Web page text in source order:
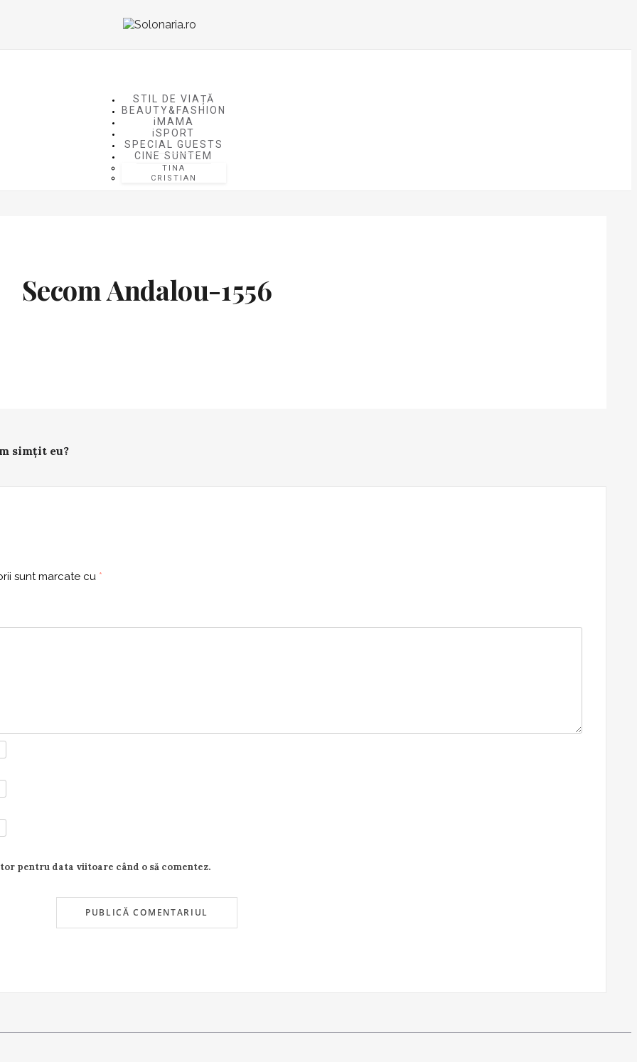
STIL DE VIAȚĂ
BEAUTY&FASHION
iMAMA
iSPORT
SPECIAL GUESTS
CINE SUNTEM
TINA
CRISTIAN
Secom Andalou-1556
simțit eu?
sunt marcate cu *
pentru data viitoare când o să comentez.